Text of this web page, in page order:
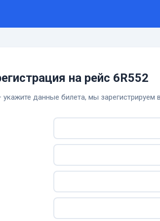
на рейс 6R552
данные билета, мы зарегистрируем